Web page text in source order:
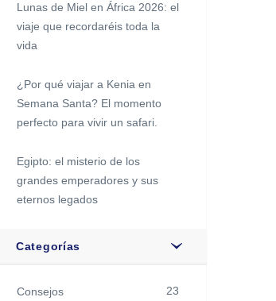
Lunas de Miel en África 2026: el
viaje que recordaréis toda la
vida
¿Por qué viajar a Kenia en
Semana Santa? El momento
perfecto para vivir un safari.
Egipto: el misterio de los
grandes emperadores y sus
eternos legados
Categorías
Consejos 23